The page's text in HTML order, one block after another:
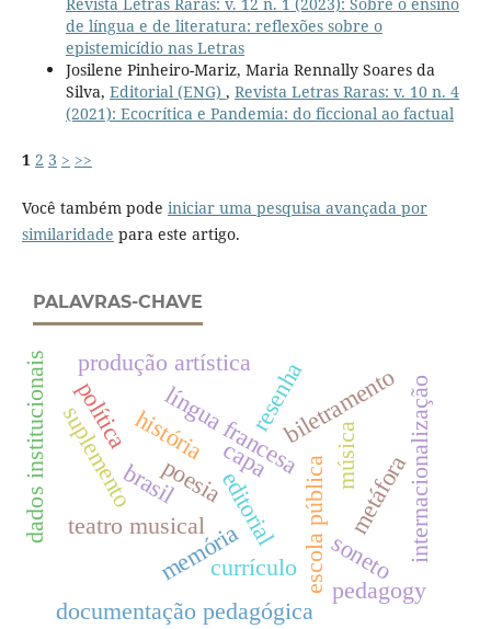
de língua e de literatura: reflexões sobre o
epistemicídio nas Letras
Josilene Pinheiro-Mariz, Maria Rennally Soares da
Silva, Editorial (ENG) , Revista Letras Raras: v. 10 n. 4
(2021): Ecocrítica e Pandemia: do ficcional ao factual
1 2 3 > >>
Você também pode iniciar uma pesquisa avançada por
similaridade para este artigo.
PALAVRAS-CHAVE
teatro musical
brasil
história resenha
editorial
língua francesa
escola pública
currículo
memória
documentação pedagógica
dados institucionais produção artística
biletramento
capa
suplemento poesia música
soneto
pedagogy
metáfora
política internacionalização